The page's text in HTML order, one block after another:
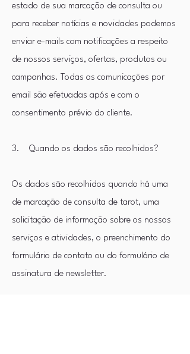
estado de sua marcação de consulta ou
para receber notícias e novidades podemos
enviar e-mails com notificações a respeito
de nossos serviços, ofertas, produtos ou
campanhas. Todas as comunicações por
email são efetuadas após e com o
consentimento prévio do cliente.
3. Quando os dados são recolhidos?
Os dados são recolhidos quando há uma
de marcação de consulta de tarot, uma
solicitação de informação sobre os nossos
serviços e atividades, o preenchimento do
formulário de contato ou do formulário de
assinatura de newsletter.​